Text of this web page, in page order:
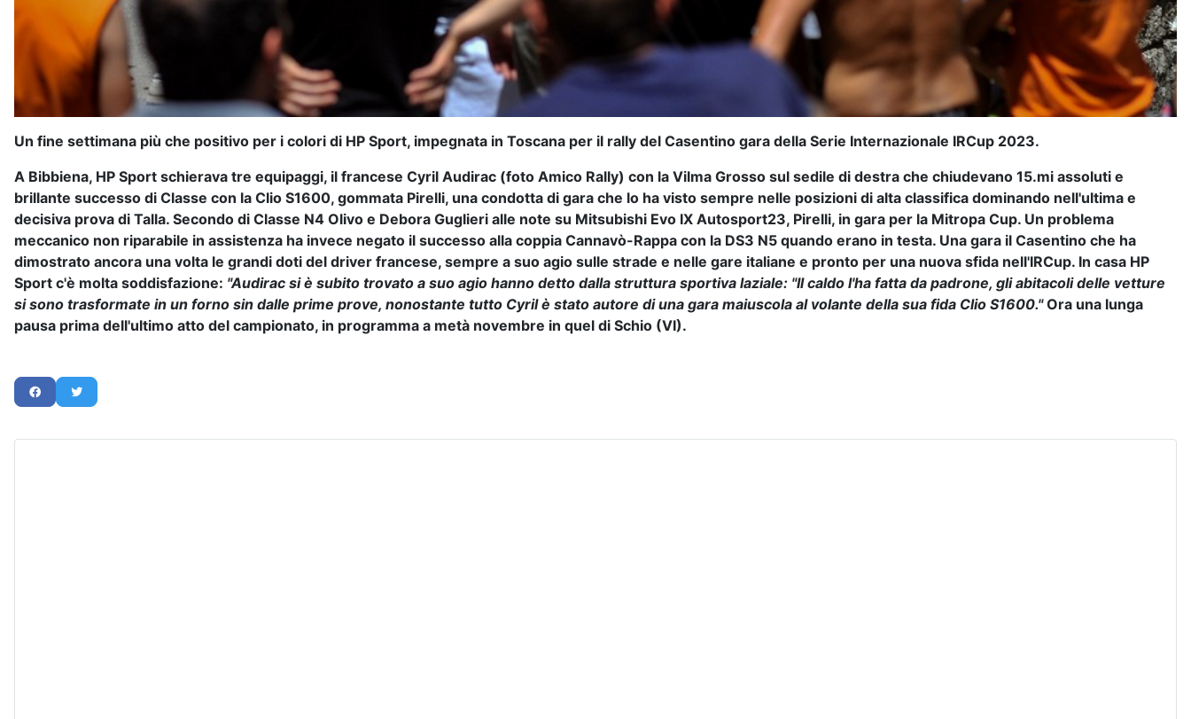
Un fine settimana più che positivo per i colori di HP Sport, impegnata in Toscana per il rally del Casentino gara della Serie Internazionale IRCup 2023.
A Bibbiena, HP Sport schierava tre equipaggi, il francese Cyril Audirac (foto Amico Rally) con la Vilma Grosso sul sedile di destra che chiudevano 15.mi assoluti e
brillante successo di Classe con la Clio S1600, gommata Pirelli, una condotta di gara che lo ha visto sempre nelle posizioni di alta classifica dominando nell'ultima e
decisiva prova di Talla. Secondo di Classe N4 Olivo e Debora Guglieri alle note su Mitsubishi Evo IX Autosport23, Pirelli, in gara per la Mitropa Cup. Un problema
meccanico non riparabile in assistenza ha invece negato il successo alla coppia Cannavò-Rappa con la DS3 N5 quando erano in testa. Una gara il Casentino che ha
dimostrato ancora una volta le grandi doti del driver francese, sempre a suo agio sulle strade e nelle gare italiane e pronto per una nuova sfida nell'IRCup. In casa HP
Sport c'è molta soddisfazione: "Audirac si è subito trovato a suo agio hanno detto dalla struttura sportiva laziale: "Il caldo l'ha fatta da padrone, gli abitacoli delle vetture
si sono trasformate in un forno sin dalle prime prove, nonostante tutto Cyril è stato autore di una gara maiuscola al volante della sua fida Clio S1600."Ora una lunga
pausa prima dell'ultimo atto del campionato, in programma a metà novembre in quel di Schio (VI).